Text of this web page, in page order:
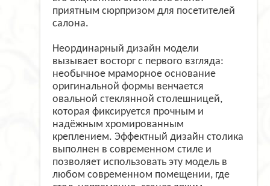
приятным сюрпризом для посетителей
салона.
Неординарный дизайн модели
вызывает восторг с первого взгляда:
необычное мраморное основание
оригинальной формы венчается
овальной стеклянной столешницей,
которая фиксируется прочным и
надёжным хромированным
креплением. Эффектный дизайн столика
выполнен в современном стиле и
позволяет использовать эту модель в
любом современном помещении, где